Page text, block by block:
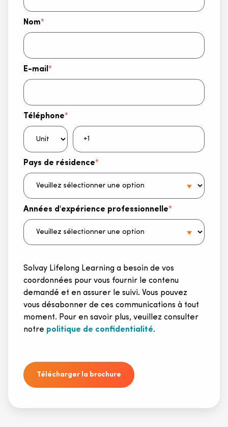
Nom*
E-mail *
Téléphone*
Pays de résidence*
Années d'expérience professionnelle*
Solvay Lifelong Learning a besoin de vos
coordonnées pour vous fournir le contenu
demandé et en assurer le suivi. Vous pouvez
vous désabonner de ces communications à tout
moment. Pour en savoir plus, veuillez consulter
notre politique de confidentialité.